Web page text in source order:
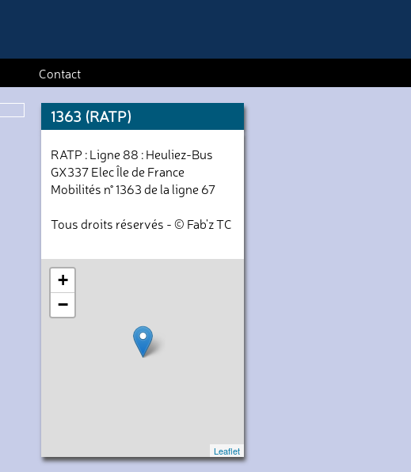
Contact
1363 (RATP)
RATP : Ligne 88 : Heuliez-Bus
GX337 Elec Île de France
Mobilités n° 1363 de la ligne 67
Tous droits réservés - © Fab'z TC
+
−
Leaflet